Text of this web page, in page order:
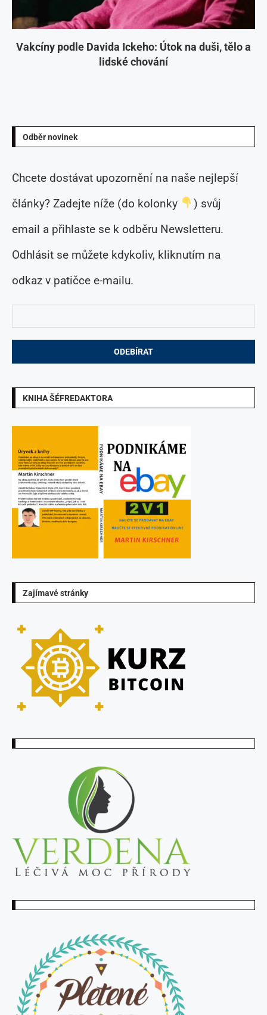
Vakcíny podle Davida Ickeho: Útok na duši, tělo a
lidské chování
Odběr novinek
Chcete dostávat upozornění na naše nejlepší
články? Zadejte níže (do kolonky
) svůj
email a přihlaste se k odběru Newsletteru.
Odhlásit se můžete kdykoliv, kliknutím na
odkaz v patičce e-mailu.
KNIHA ŠÉFREDAKTORA
Zajímavé stránky